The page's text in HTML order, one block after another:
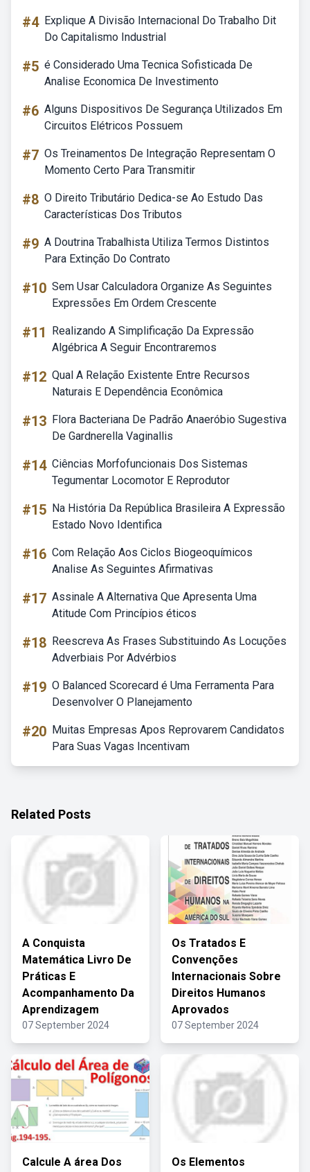
#4 Explique A Divisão Internacional Do Trabalho Dit
Do Capitalismo Industrial
#5 é Considerado Uma Tecnica Sofisticada De
Analise Economica De Investimento
#6 Alguns Dispositivos De Segurança Utilizados Em
Circuitos Elétricos Possuem
#7 Os Treinamentos De Integração Representam O
Momento Certo Para Transmitir
#8 O Direito Tributário Dedica-se Ao Estudo Das
Características Dos Tributos
#9 A Doutrina Trabalhista Utiliza Termos Distintos
Para Extinção Do Contrato
#10 Sem Usar Calculadora Organize As Seguintes
Expressões Em Ordem Crescente
#11
Realizando A Simplificação Da Expressão
Algébrica A Seguir Encontraremos
#12 Qual A Relação Existente Entre Recursos
Naturais E Dependência Econômica
#13 Flora Bacteriana De Padrão Anaeróbio Sugestiva
De Gardnerella Vaginallis
#14 Ciências Morfofuncionais Dos Sistemas
Tegumentar Locomotor E Reprodutor
#15 Na História Da República Brasileira A Expressão
Estado Novo Identifica
#16 Com Relação Aos Ciclos Biogeoquímicos
Analise As Seguintes Afirmativas
#17 Assinale A Alternativa Que Apresenta Uma
Atitude Com Princípios éticos
#18 Reescreva As Frases Substituindo As Locuções
Adverbiais Por Advérbios
#19 O Balanced Scorecard é Uma Ferramenta Para
Desenvolver O Planejamento
#20 Muitas Empresas Apos Reprovarem Candidatos
Para Suas Vagas Incentivam
Related Posts
A Conquista
Matemática Livro De
Práticas E
Acompanhamento Da
Aprendizagem
07 September 2024
Os Tratados E
Convenções
Internacionais Sobre
Direitos Humanos
Aprovados
07 September 2024
Calcule A área Dos Os Elementos